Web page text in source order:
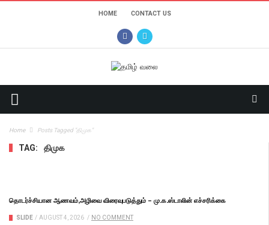
HOME CONTACT US
Home Posts Tagged "திமுக"
TAG: திமுக
தொடர்ச்சியான ஆணவம்,அழிவை விரைவுபடுத்தும் – மு.க.ஸ்டாலின் எச்சரிக்கை
SLIDE / AUGUST 4, 2026 / NO COMMENT